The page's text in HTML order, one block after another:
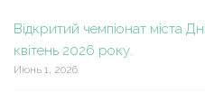
Відкритий чемпіонат міста
квітень 2026 року.
Июнь 1, 2026